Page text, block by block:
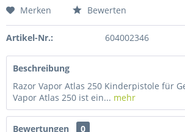
Merken Bewerten
Artikel-Nr.: 604002346
Beschreibung
Razor Vapor Atlas 250 Kinderpistole für
Vapor Atlas 250 ist ein... mehr
Bewertungen
0